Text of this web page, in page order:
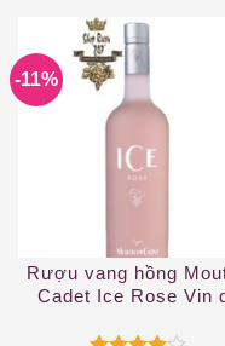
sao
-11%
Rượu vang hồng
Cadet Ice Rose Vin